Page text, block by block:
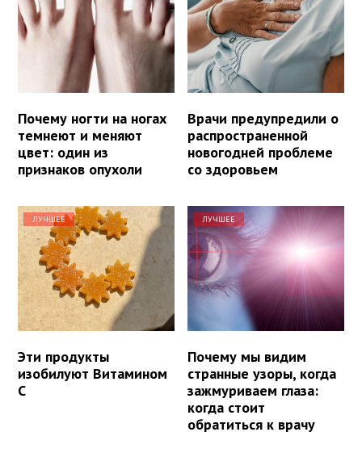
Почему ногти на ногах
темнеют и меняют
цвет: один из
признаков опухоли
Врачи предупредили о
распространенной
новогодней проблеме
со здоровьем
ЛУЧШЕЕ
Эти продукты
изобилуют Витамином
С
ЛУЧШЕЕ
Почему мы видим
странные узоры, когда
зажмуриваем глаза:
когда стоит
обратиться к врачу